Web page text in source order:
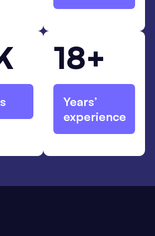
1
18+
Years’
experience